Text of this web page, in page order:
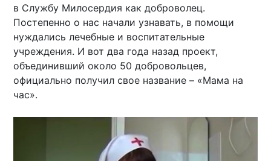
в Службу Милосердия как доброволец.
Постепенно о нас начали узнавать, в помощи
нуждались лечебные и воспитательные
учреждения. И вот два года назад проект,
объединивший около 50 добровольцев,
официально получил свое название – «Мама на
час».